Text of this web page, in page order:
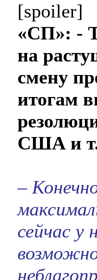
[spoiler]
«СП»: -
на
смену
итогам
США и
–
сейчас у